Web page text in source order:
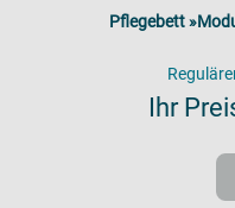
Pflegebett
Ihr